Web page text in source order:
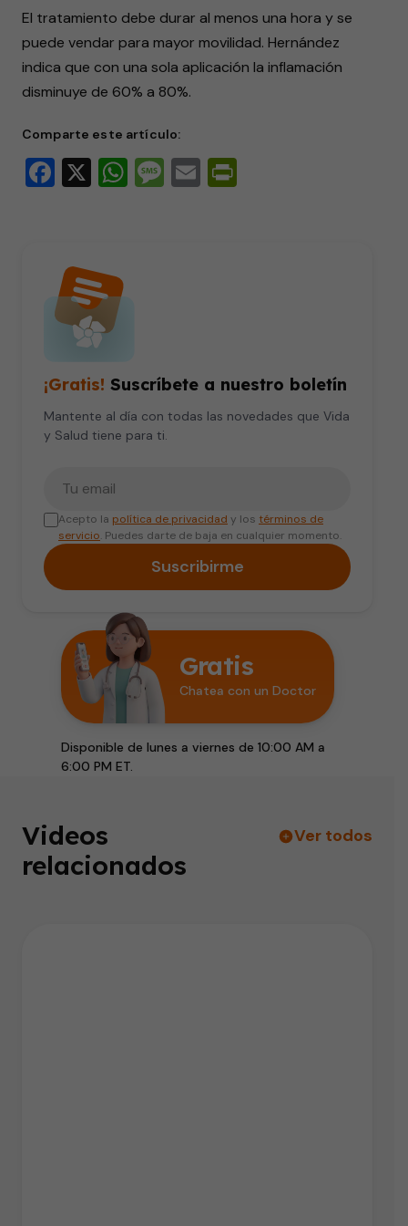
El tratamiento debe durar al menos una hora y se
puede vendar para mayor movilidad. Hernández
indica que con una sola aplicación la inflamación
disminuye de 60% a 80%.
Comparte este artículo:
Facebook
X WhatsApp
Message
Email
¡Gratis! Suscríbete a nuestro boletín
Mantente al día con todas las novedades que Vida
y Salud tiene para ti.
Acepto la política de privacidad y los términos de
servicio. Puedes darte de baja en cualquier momento.
Suscribirme
Gratis
Chatea con un Doctor
Disponible de lunes a viernes de 10:00 AM a
6:00 PM ET.
Videos
relacionados
Ver todos